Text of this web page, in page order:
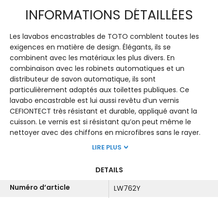
INFORMATIONS DÉTAILLÉES
Les lavabos encastrables de TOTO comblent toutes les
exigences en matière de design. Élégants, ils se
combinent avec les matériaux les plus divers. En
combinaison avec les robinets automatiques et un
distributeur de savon automatique, ils sont
particulièrement adaptés aux toilettes publiques. Ce
lavabo encastrable est lui aussi revêtu d’un vernis
CEFIONTECT très résistant et durable, appliqué avant la
cuisson. Le vernis est si résistant qu’on peut même le
nettoyer avec des chiffons en microfibres sans le rayer.
LIRE PLUS
DETAILS
Numéro d’article
LW762Y